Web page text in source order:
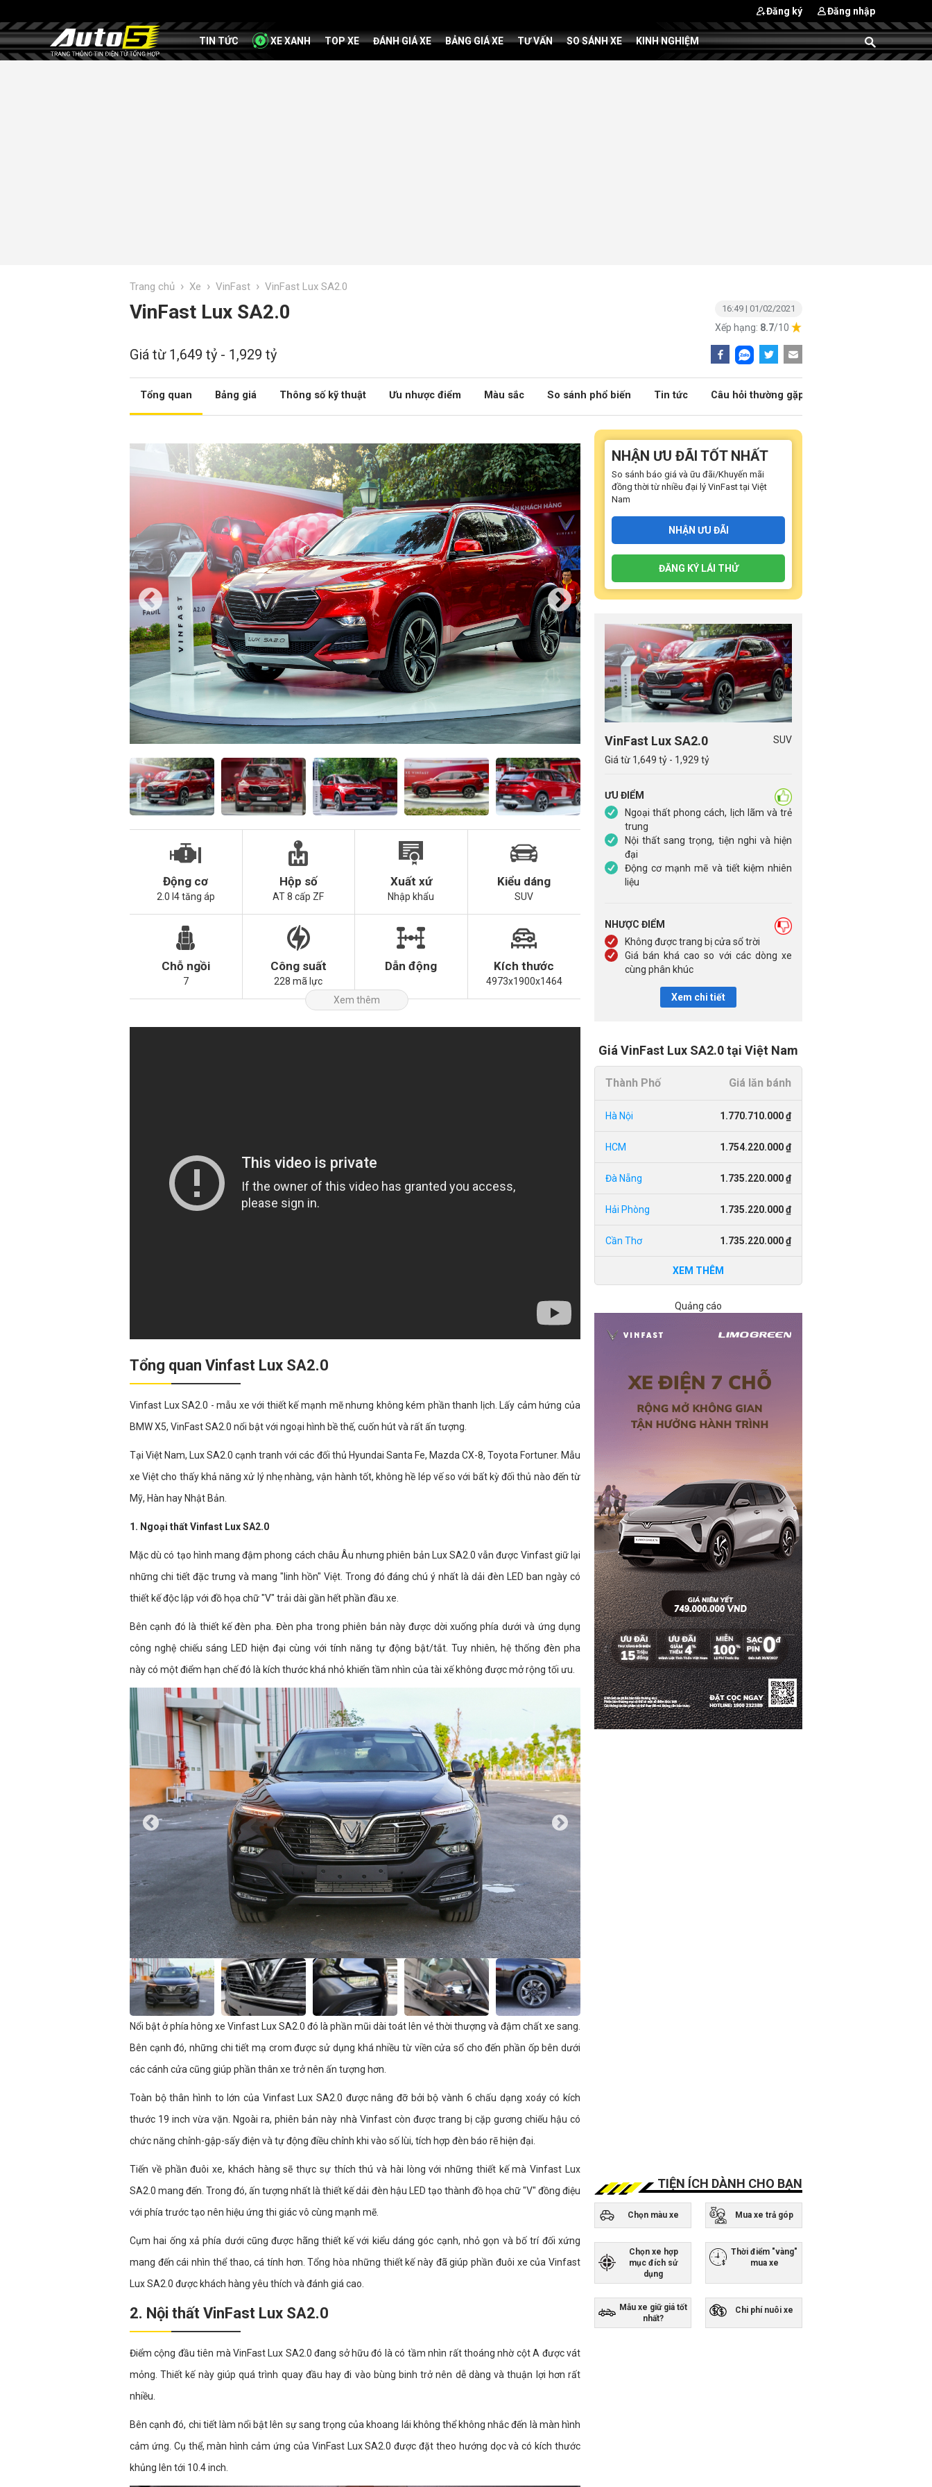
Đăng ký Đăng nhập
TIN TỨC XE XANH TOP XE ĐÁNH GIÁ XE BẢNG GIÁ XE TƯ VẤN SO SÁNH XE KINH NGHIỆM
Trang chủ › Xe › VinFast › VinFast Lux SA2.0
VinFast Lux SA2.0 16:49 | 01/02/2021
Xếp hạng: 8.7/10
Giá từ 1,649 tỷ - 1,929 tỷ
Tổng quan Bảng giá Thông số kỹ thuật Ưu nhược điểm Màu sắc So sánh phổ biến Tin tức Câu hỏi thường gặp
Động cơ
2.0 I4 tăng áp
Hộp số
AT 8 cấp ZF
Xuất xứ
Nhập khẩu
Kiểu dáng
SUV
Chỗ ngồi
7
Công suất
228 mã lực
Dẫn động Kích thước
4973x1900x1464
Xem thêm
Tổng quan Vinfast Lux SA2.0
Vinfast Lux SA2.0 - mẫu xe với thiết kế mạnh mẽ nhưng không kém phần thanh lịch. Lấy cảm hứng của
BMW X5, VinFast SA2.0 nổi bật với ngoại hình bề thế, cuốn hút và rất ấn tượng.
Tại Việt Nam, Lux SA2.0 cạnh tranh với các đối thủ Hyundai Santa Fe, Mazda CX-8, Toyota Fortuner. Mẫu
xe Việt cho thấy khả năng xử lý nhẹ nhàng, vận hành tốt, không hề lép vế so với bất kỳ đối thủ nào đến từ
Mỹ, Hàn hay Nhật Bản.
1. Ngoại thất Vinfast Lux SA2.0
Mặc dù có tạo hình mang đậm phong cách châu Âu nhưng phiên bản Lux SA2.0 vẫn được Vinfast giữ lại
những chi tiết đặc trưng và mang "linh hồn" Việt. Trong đó đáng chú ý nhất là dải đèn LED ban ngày có
thiết kế độc lập với đồ họa chữ "V" trải dài gần hết phần đầu xe.
Bên cạnh đó là thiết kế đèn pha. Đèn pha trong phiên bản này được dời xuống phía dưới và ứng dụng
công nghệ chiếu sáng LED hiện đại cùng với tính năng tự động bật/tắt. Tuy nhiên, hệ thống đèn pha
này có một điểm hạn chế đó là kích thước khá nhỏ khiến tầm nhìn của tài xế không được mở rộng tối ưu.
Nổi bật ở phía hông xe Vinfast Lux SA2.0 đó là phần mũi dài toát lên vẻ thời thượng và đậm chất xe sang.
Bên cạnh đó, những chi tiết mạ crom được sử dụng khá nhiều từ viền cửa sổ cho đến phần ốp bên dưới
các cánh cửa cũng giúp phần thân xe trở nên ấn tượng hơn.
Toàn bộ thân hình to lớn của Vinfast Lux SA2.0 được nâng đỡ bởi bộ vành 6 chấu dạng xoáy có kích
thước 19 inch vừa vặn. Ngoài ra, phiên bản này nhà Vinfast còn được trang bị cặp gương chiếu hậu có
chức năng chỉnh-gập-sấy điện và tự động điều chỉnh khi vào số lùi, tích hợp đèn báo rẽ hiện đại.
Tiến về phần đuôi xe, khách hàng sẽ thực sự thích thú và hài lòng với những thiết kế mà Vinfast Lux
SA2.0 mang đến. Trong đó, ấn tượng nhất là thiết kế dải đèn hậu LED tạo thành đồ họa chữ "V" đồng điệu
với phía trước tạo nên hiệu ứng thi giác vô cùng mạnh mẽ.
Cụm hai ống xả phía dưới cũng được hãng thiết kế với kiểu dáng góc cạnh, nhỏ gọn và bố trí đối xứng
mang đến cái nhìn thể thao, cá tính hơn. Tổng hòa những thiết kế này đã giúp phần đuôi xe của Vinfast
Lux SA2.0 được khách hàng yêu thích và đánh giá cao.
2. Nội thất VinFast Lux SA2.0
Điểm cộng đầu tiên mà VinFast Lux SA2.0 đang sở hữu đó là có tầm nhìn rất thoáng nhờ cột A được vát
mỏng. Thiết kế này giúp quá trình quay đầu hay đi vào bùng binh trở nên dễ dàng và thuận lợi hơn rất
nhiều.
Bên cạnh đó, chi tiết làm nổi bật lên sự sang trọng của khoang lái không thể không nhắc đến là màn hình
cảm ứng. Cụ thể, màn hình cảm ứng của VinFast Lux SA2.0 được đặt theo hướng dọc và có kích thước
khủng lên tới 10.4 inch.
NHẬN ƯU ĐÃI TỐT NHẤT
So sánh báo giá và ữu đãi/Khuyến mãi
đồng thời từ nhiều đại lý VinFast tại Việt
Nam
NHẬN ƯU ĐÃI
ĐĂNG KÝ LÁI THỬ
VinFast Lux SA2.0
SUV
Giá từ 1,649 tỷ - 1,929 tỷ
ƯU ĐIỂM
Ngoại thất phong cách, lịch lãm và trẻ
trung
Nội thất sang trọng, tiện nghi và hiện
đại
Động cơ mạnh mẽ và tiết kiệm nhiên
liệu
NHƯỢC ĐIỂM
Không được trang bị cửa sổ trời
Giá bán khá cao so với các dòng xe
cùng phân khúc
Xem chi tiết
Giá VinFast Lux SA2.0 tại Việt Nam
Thành Phố Giá lăn bánh
Hà Nội 1.770.710.000 ₫
HCM 1.754.220.000 ₫
Đà Nẵng 1.735.220.000 ₫
Hải Phòng 1.735.220.000 ₫
Cần Thơ 1.735.220.000 ₫
XEM THÊM
Quảng cáo
TIỆN ÍCH DÀNH CHO BẠN
Chọn màu xe Mua xe trả góp
Chọn xe hợp
mục đích sử
dụng
Thời điểm "vàng"
mua xe
Mẫu xe giữ giá tốt
nhất?
Chi phí nuôi xe